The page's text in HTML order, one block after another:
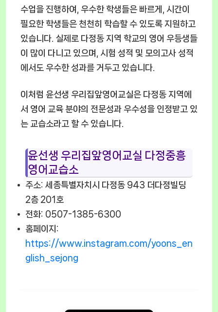
수업을 진행하여, 우수한 학생들은 빠르게, 시간이
필요한 학생들은 천천히 학습할 수 있도록 지원하고
있습니다. 실제로 다정동 지역 학교의 영어 우등생들
이 많이 다니고 있으며, 시험 성적 및 모의고사 성적
에서도 우수한 성과를 거두고 있습니다.
이처럼 윤선생 우리집앞영어교실은 다정동 지역에
서 영어 교육 분야의 전문성과 우수성을 인정받고 있
는 교습소라고 할 수 있습니다.
윤선생 우리집앞영어교실 다정중흥
영어교습소
주소: 세종특별자치시 다정동 943 더다정빌딩
2층 201호
전화: 0507-1385-6300
홈페이지:
https://www.instagram.com/yoons_en
glish_sejong